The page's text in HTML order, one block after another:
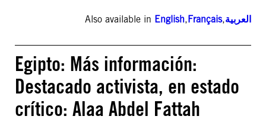
Also available in English,Français,العربية
Egipto: Más información:
Destacado activista, en estado
crítico: Alaa Abdel Fattah